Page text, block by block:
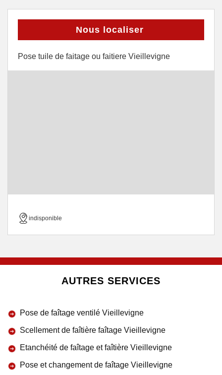
Nous localiser
Pose tuile de faitage ou faitiere Vieillevigne
indisponible
AUTRES SERVICES
Pose de faîtage ventilé Vieillevigne
Scellement de faîtière faîtage Vieillevigne
Etanchéité de faîtage et faîtière Vieillevigne
Pose et changement de faîtage Vieillevigne